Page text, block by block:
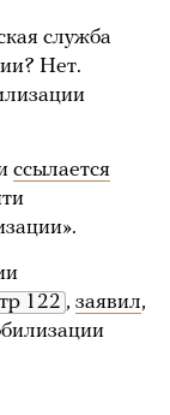
служба
Нет.
ссылается
122 , заявил,